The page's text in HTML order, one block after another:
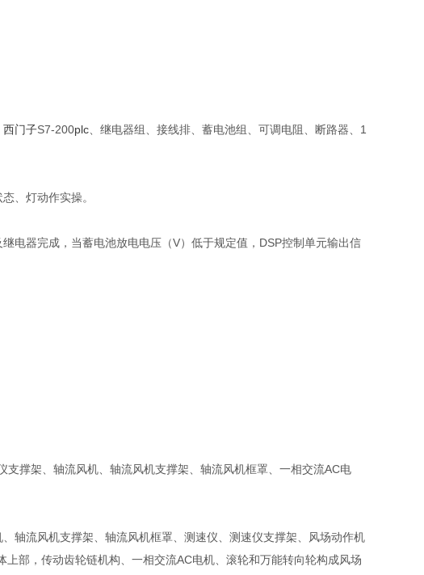
西门子S7-200plc 、继电器组、接线排、蓄电池组、可调电阻、断路器、1
、灯动作实操。
电器完成，当蓄电池放电电压（V）低于规定值，DSP控制单元输出信
撑架、轴流风机、轴流风机支撑架、轴流风机框罩、一相交流AC电
轴流风机支撑架、轴流风机框罩、测速仪、测速仪支撑架、风场动作机
部，传动齿轮链机构、一相交流AC电机、滚轮和万能转向轮构成风场